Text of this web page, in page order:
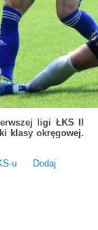
ligi ŁKS II
klasy okręgowej.
u
Dodaj